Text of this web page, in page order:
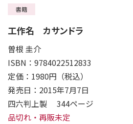
書籍
工作名 カサンドラ
曽根 圭介
ISBN：9784022512833
定価：1980円（税込）
発売日：2015年7月7日
四六判上製 344ページ
品切れ・再販未定